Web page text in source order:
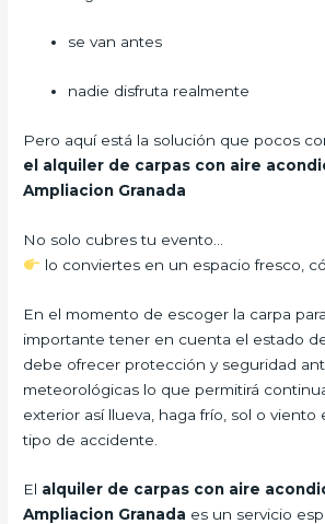
se van antes
nadie disfruta realmente
Pero aquí está la solución que pocos
el alquiler de carpas con aire
Ampliacion Granada
No solo cubres tu evento…
lo conviertes en un espacio fresco,
En el momento de escoger la carpa
importante tener en cuenta el estado
debe ofrecer protección y seguridad
meteorológicas lo que permitirá
exterior así llueva, haga frío, sol o
tipo de accidente.
El alquiler de carpas con aire
Ampliacion Granada es un servicio